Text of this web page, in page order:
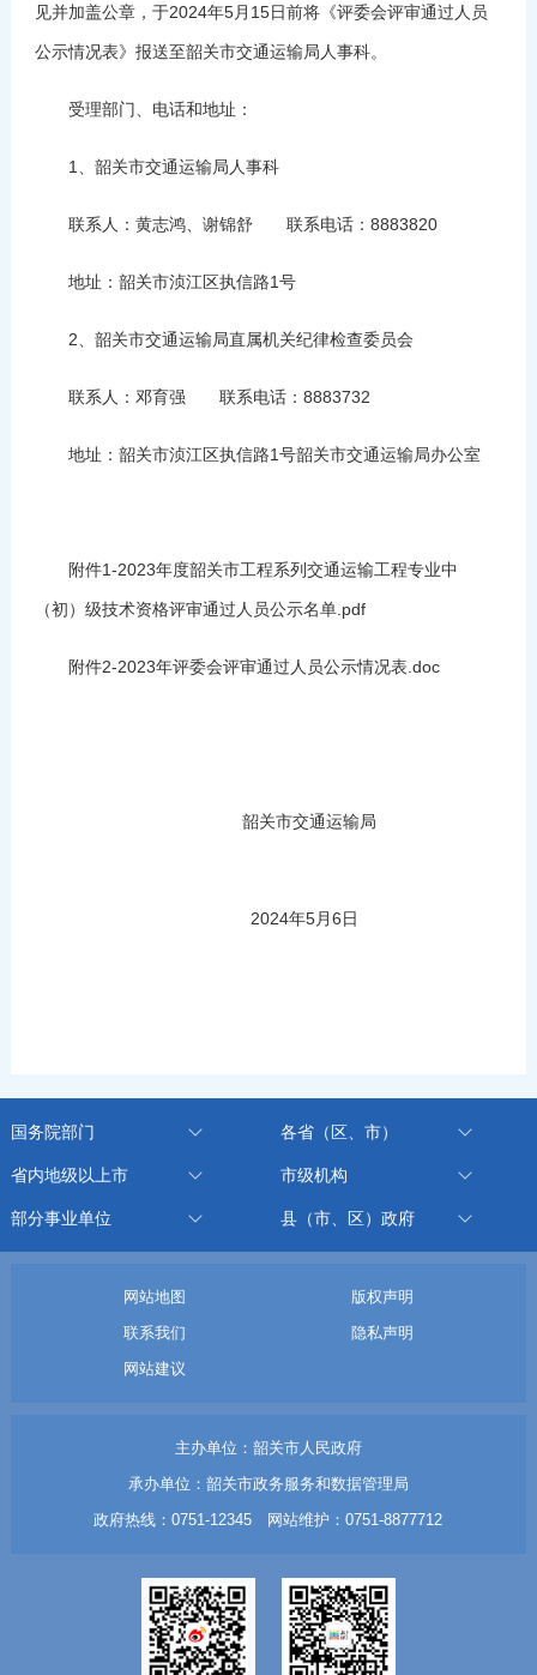
见并加盖公章，于2024年5月15日前将《评委会评审通过人员
公示情况表》报送至韶关市交通运输局人事科。
受理部门、电话和地址：
1、韶关市交通运输局人事科
联系人：黄志鸿、谢锦舒 联系电话：8883820
地址：韶关市浈江区执信路1号
2、韶关市交通运输局直属机关纪律检查委员会
联系人：邓育强 联系电话：8883732
地址：韶关市浈江区执信路1号韶关市交通运输局办公室
附件1-2023年度韶关市工程系列交通运输工程专业中
（初）级技术资格评审通过人员公示名单.pdf
附件2-2023年评委会评审通过人员公示情况表.doc
韶关市交通运输局
2024年5月6日
国务院部门 各省（区、市）
省内地级以上市 市级机构
部分事业单位 县（市、区）政府
网站地图
版权声明
联系我们
隐私声明
网站建议
主办单位：韶关市人民政府
承办单位：韶关市政务服务和数据管理局
政府热线：0751-12345 网站维护：0751-8877712